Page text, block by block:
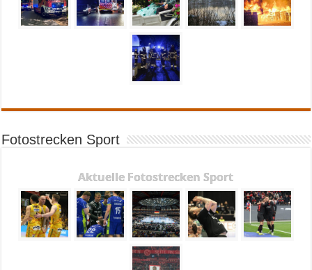
Fotostrecken Sport
Aktuelle Fotostrecken Sport